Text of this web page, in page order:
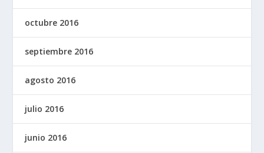
octubre 2016
septiembre 2016
agosto 2016
julio 2016
junio 2016